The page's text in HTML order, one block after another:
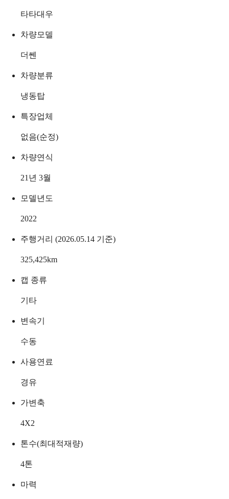
타타대우
차량모델
더쎈
차량분류
냉동탑
특장업체
없음(순정)
차량연식
21년 3월
모델년도
2022
주행거리 (2026.05.14 기준)
325,425km
캡 종류
기타
변속기
수동
사용연료
경유
가변축
4X2
톤수(최대적재량)
4톤
마력